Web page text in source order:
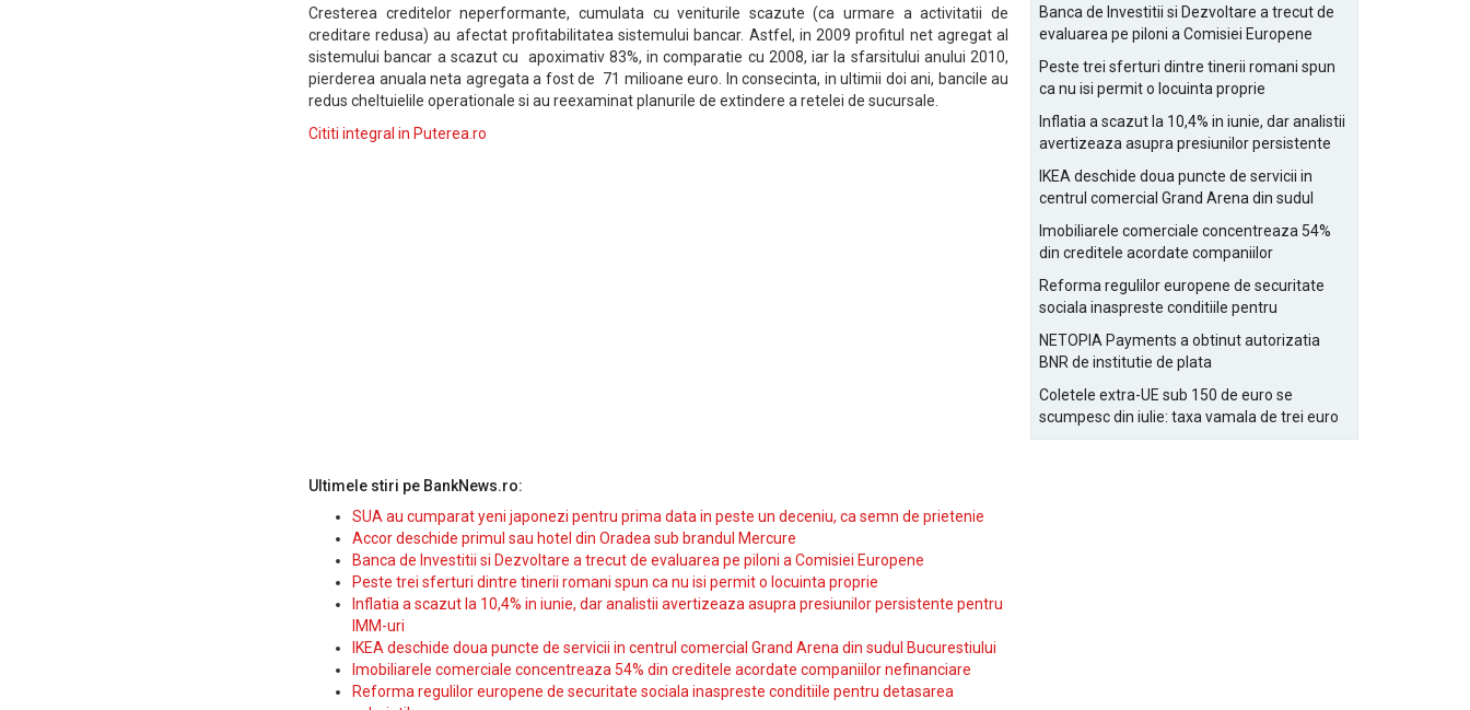
Cresterea creditelor neperformante, cumulata cu veniturile scazute (ca urmare a activitatii de
creditare redusa) au afectat profitabilitatea sistemului bancar. Astfel, in 2009 profitul net agregat al
sistemului bancar a scazut cu apoximativ 83%, in comparatie cu 2008, iar la sfarsitului anului 2010,
pierderea anuala neta agregata a fost de 71 milioane euro. In consecinta, in ultimii doi ani, bancile au
redus cheltuielile operationale si au reexaminat planurile de extindere a retelei de sucursale.
Cititi integral in Puterea.ro
Ultimele stiri pe BankNews.ro:
SUA au cumparat yeni japonezi pentru prima data in peste un deceniu, ca semn de prietenie
Accor deschide primul sau hotel din Oradea sub brandul Mercure
Banca de Investitii si Dezvoltare a trecut de evaluarea pe piloni a Comisiei Europene
Peste trei sferturi dintre tinerii romani spun ca nu isi permit o locuinta proprie
Inflatia a scazut la 10,4% in iunie, dar analistii avertizeaza asupra presiunilor persistente pentru
IMM-uri
IKEA deschide doua puncte de servicii in centrul comercial Grand Arena din sudul Bucurestiului
Imobiliarele comerciale concentreaza 54% din creditele acordate companiilor nefinanciare
Reforma regulilor europene de securitate sociala inaspreste conditiile pentru detasarea
Banca de Investitii si Dezvoltare a trecut de
evaluarea pe piloni a Comisiei Europene
Peste trei sferturi dintre tinerii romani spun
ca nu isi permit o locuinta proprie
Inflatia a scazut la 10,4% in iunie, dar analistii
avertizeaza asupra presiunilor persistente
IKEA deschide doua puncte de servicii in
centrul comercial Grand Arena din sudul
Imobiliarele comerciale concentreaza 54%
din creditele acordate companiilor
Reforma regulilor europene de securitate
sociala inaspreste conditiile pentru
NETOPIA Payments a obtinut autorizatia
BNR de institutie de plata
Coletele extra-UE sub 150 de euro se
scumpesc din iulie: taxa vamala de trei euro
pe articol, adaugata la taxa logistica